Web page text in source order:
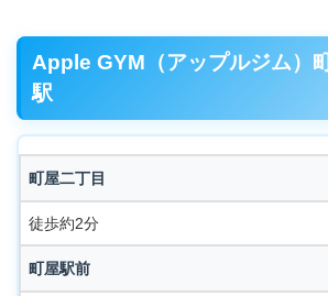
Apple GYM（アップルジム）
駅
町屋二丁目
徒歩約2分
町屋駅前